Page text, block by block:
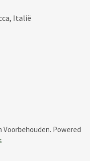
Italië
Voorbehouden. Powered